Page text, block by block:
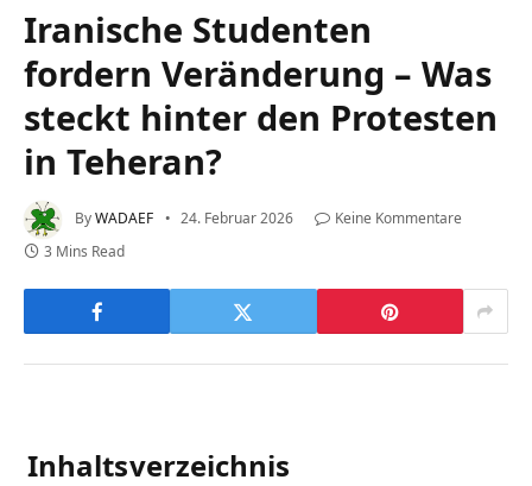
Iranische Studenten
fordern Veränderung – Was
steckt hinter den Protesten
in Teheran?
ByWADAEF 24. Februar 2026
Keine Kommentare
3 Mins Read
Inhaltsverzeichnis